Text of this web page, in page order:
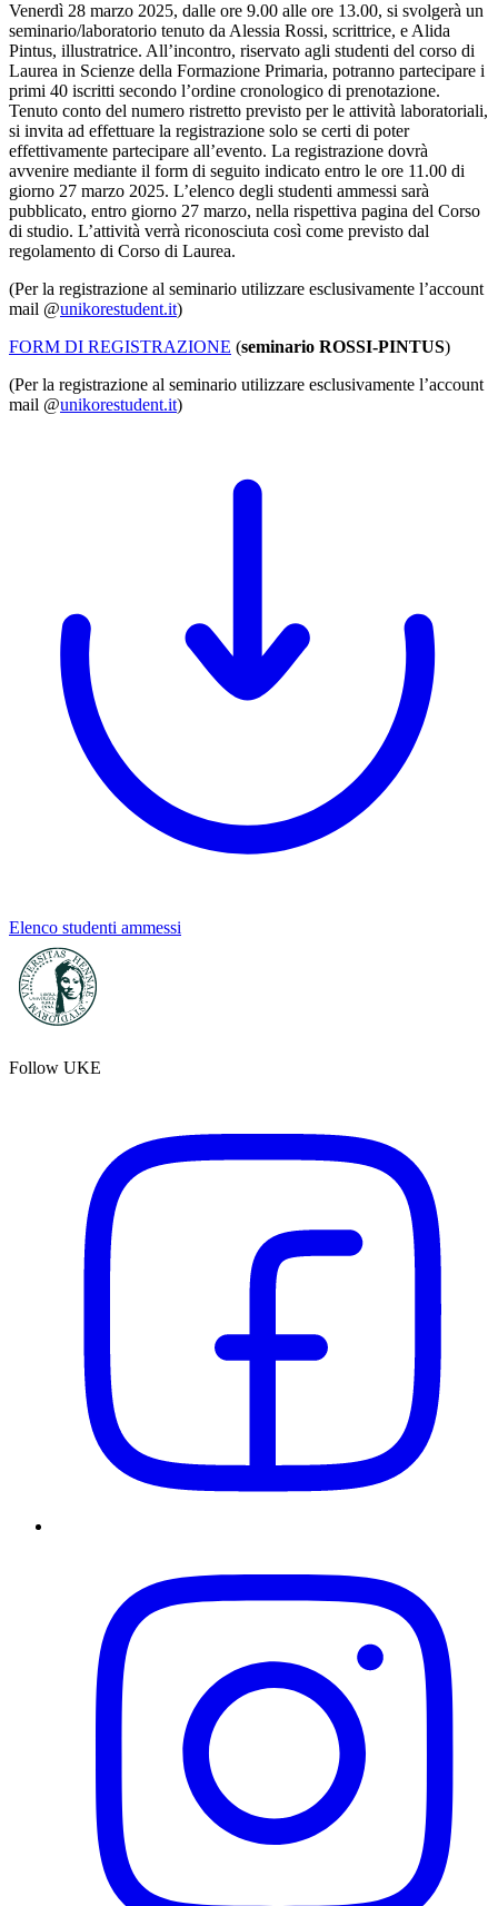
Venerdì 28 marzo 2025, dalle ore 9.00 alle ore 13.00, si svolgerà un
seminario/laboratorio tenuto da Alessia Rossi, scrittrice, e Alida
Pintus, illustratrice. All’incontro, riservato agli studenti del corso di
Laurea in Scienze della Formazione Primaria, potranno partecipare i
primi 40 iscritti secondo l’ordine cronologico di prenotazione.
Tenuto conto del numero ristretto previsto per le attività laboratoriali,
si invita ad effettuare la registrazione solo se certi di poter
effettivamente partecipare all’evento. La registrazione dovrà
avvenire mediante il form di seguito indicato entro le ore 11.00 di
giorno 27 marzo 2025. L’elenco degli studenti ammessi sarà
pubblicato, entro giorno 27 marzo, nella rispettiva pagina del Corso
di studio. L’attività verrà riconosciuta così come previsto dal
regolamento di Corso di Laurea.
(Per la registrazione al seminario utilizzare esclusivamente l’account
mail @unikorestudent.it)
FORM DI REGISTRAZIONE (seminario ROSSI-PINTUS)
(Per la registrazione al seminario utilizzare esclusivamente l’account
mail @unikorestudent.it)
Elenco studenti ammessi
Follow UKE